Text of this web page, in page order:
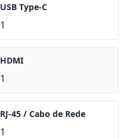
USB Type-C
1
HDMI
1
RJ-45 / Cabo de Rede
1